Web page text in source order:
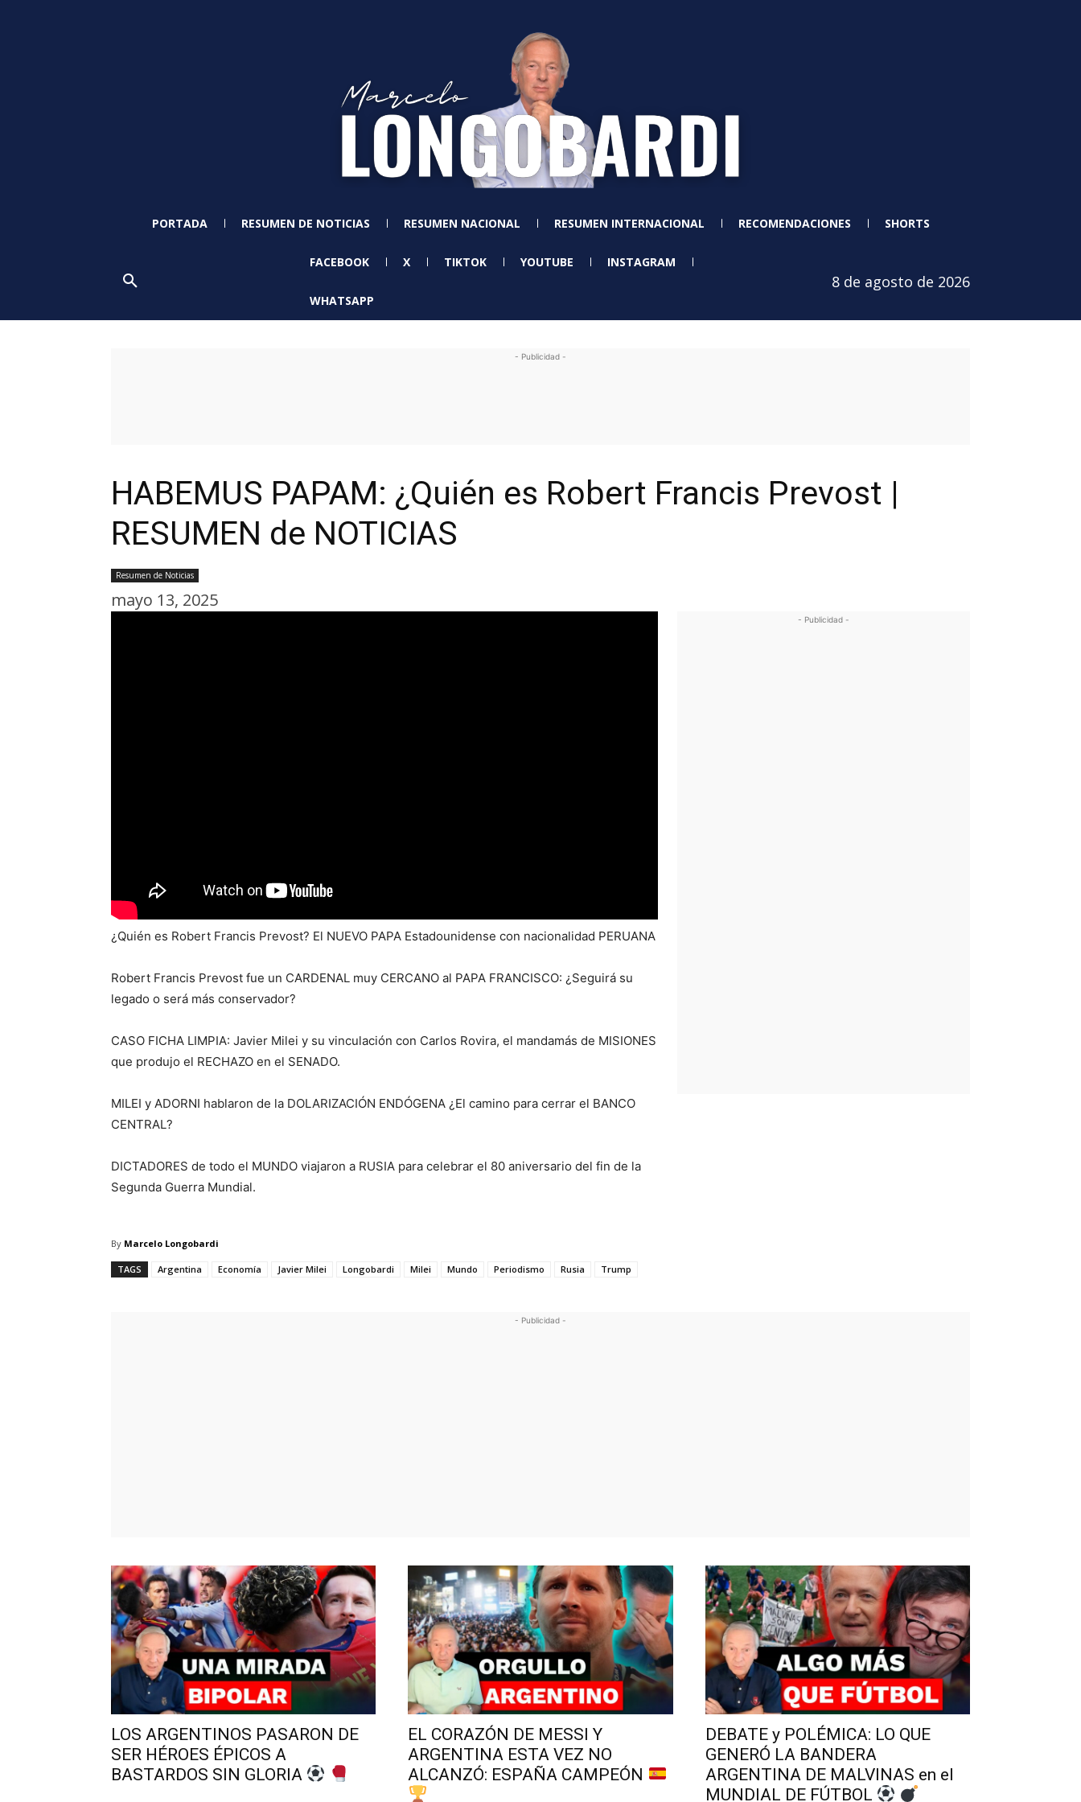
PORTADA RESUMEN DE NOTICIAS RESUMEN NACIONAL RESUMEN INTERNACIONAL RECOMENDACIONES SHORTS
FACEBOOK X TIKTOK YOUTUBE INSTAGRAM
WHATSAPP
8 de agosto de 2026
- Publicidad -
HABEMUS PAPAM: ¿Quién es Robert Francis Prevost |
RESUMEN de NOTICIAS
Resumen de Noticias
mayo 13, 2025
¿Quién es Robert Francis Prevost? El NUEVO PAPA Estadounidense con nacionalidad PERUANA
Robert Francis Prevost fue un CARDENAL muy CERCANO al PAPA FRANCISCO: ¿Seguirá su
legado o será más conservador?
CASO FICHA LIMPIA: Javier Milei y su vinculación con Carlos Rovira, el mandamás de MISIONES
que produjo el RECHAZO en el SENADO.
MILEI y ADORNI hablaron de la DOLARIZACIÓN ENDÓGENA ¿El camino para cerrar el BANCO
CENTRAL?
DICTADORES de todo el MUNDO viajaron a RUSIA para celebrar el 80 aniversario del fin de la
Segunda Guerra Mundial.
- Publicidad -
By Marcelo Longobardi
TAGS Argentina Economía Javier Milei Longobardi Milei Mundo Periodismo Rusia Trump
- Publicidad -
LOS ARGENTINOS PASARON DE
SER HÉROES ÉPICOS A
BASTARDOS SIN GLORIA
EL CORAZÓN DE MESSI Y
ARGENTINA ESTA VEZ NO
ALCANZÓ: ESPAÑA CAMPEÓN
DEBATE y POLÉMICA: LO QUE
GENERÓ LA BANDERA
ARGENTINA DE MALVINAS en el
MUNDIAL DE FÚTBOL